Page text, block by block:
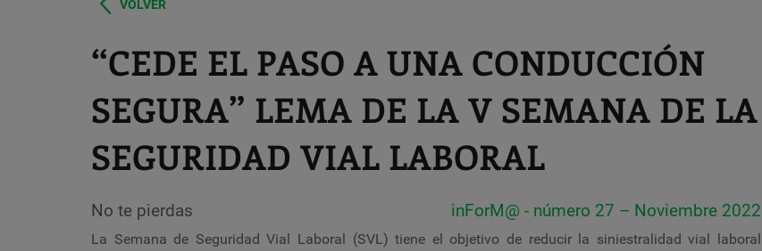
VOLVER
“CEDE EL PASO A UNA CONDUCCIÓN
SEGURA” LEMA DE LA V SEMANA DE LA
SEGURIDAD VIAL LABORAL
No te pierdas inForM@ - número 27 – Noviembre 2022
La Semana de Seguridad Vial Laboral (SVL) tiene el objetivo de reducir la siniestralidad vial laboral